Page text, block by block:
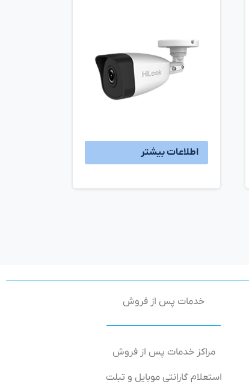
اطلاعات بیشتر
خدمات پس از فروش
مراکز خدمات پس از فروش
استعلام گارانتی موبایل و تبلت